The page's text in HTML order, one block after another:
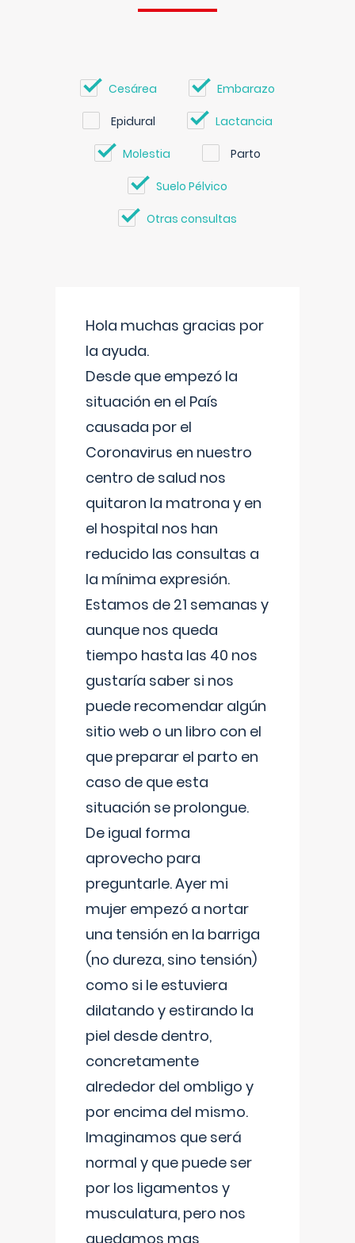
Cesárea Embarazo
Epidural Lactancia
Molestia Parto
Suelo Pélvico
Otras consultas
Hola muchas gracias por
la ayuda.
Desde que empezó la
situación en el País
causada por el
Coronavirus en nuestro
centro de salud nos
quitaron la matrona y en
el hospital nos han
reducido las consultas a
la mínima expresión.
Estamos de 21 semanas y
aunque nos queda
tiempo hasta las 40 nos
gustaría saber si nos
puede recomendar algún
sitio web o un libro con el
que preparar el parto en
caso de que esta
situación se prolongue.
De igual forma
aprovecho para
preguntarle. Ayer mi
mujer empezó a nortar
una tensión en la barriga
(no dureza, sino tensión)
como si le estuviera
dilatando y estirando la
piel desde dentro,
concretamente
alrededor del ombligo y
por encima del mismo.
Imaginamos que será
normal y que puede ser
por los ligamentos y
musculatura, pero nos
quedamos mas